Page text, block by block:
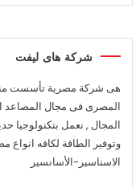
شركة هاى ليفت
المصرى فى مجال المصاعد
المجال , نعمل بتكنولوجيا
وتوفير الطاقة لكافه
الاسناسير-الأسانسير